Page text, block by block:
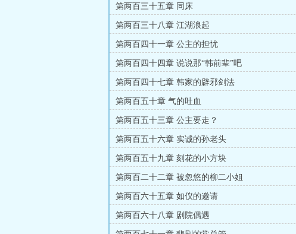
第两百三十五章 同床
第两百三十八章 江湖浪起
第两百四十一章 公主的担忧
第两百四十四章 说说那“韩前辈”吧
第两百四十七章 韩家的辟邪剑法
第两百五十章 气的吐血
第两百五十三章 公主要走？
第两百五十六章 实诚的孙老头
第两百五十九章 刻花的小方块
第两百二十二章 被忽悠的柳二小姐
第两百六十五章 如仪的邀请
第两百六十八章 剧院偶遇